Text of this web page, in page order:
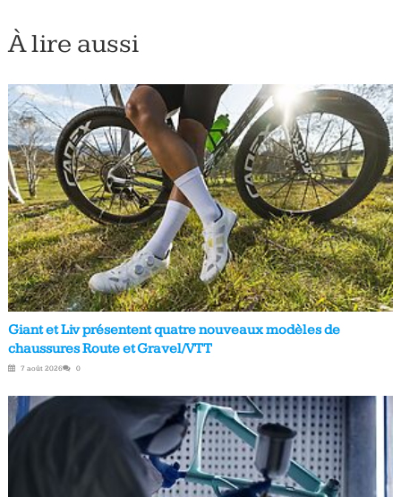
À lire aussi
Giant et Liv présentent quatre nouveaux modèles de
chaussures Route et Gravel/VTT
7 août 2026 0